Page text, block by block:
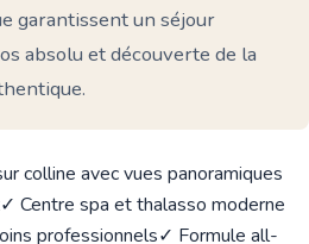
garantissent un séjour
absolu et découverte de la
colline avec vues panoramiques
✓ Centre spa et thalasso moderne
professionnels✓ Formule all-